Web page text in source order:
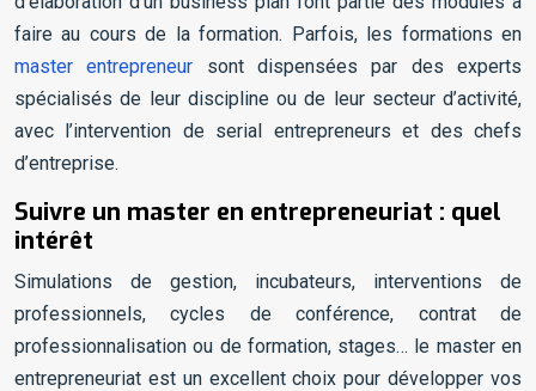
faire au cours de la formation. Parfois, les formations en
master entrepreneur sont dispensées par des experts
spécialisés de leur discipline ou de leur secteur d’activité,
avec l’intervention de serial entrepreneurs et des chefs
d’entreprise.
Suivre un master en entrepreneuriat : quel
intérêt
Simulations de gestion, incubateurs, interventions de
professionnels, cycles de conférence, contrat de
professionnalisation ou de formation, stages… le master en
entrepreneuriat est un excellent choix pour développer vos